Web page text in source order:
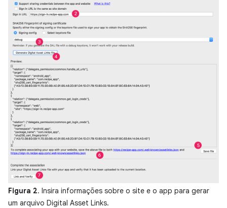
Figura 2. Insira informações sobre o site e o app para gerar
um arquivo Digital Asset Links.